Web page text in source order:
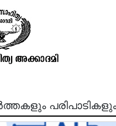
മാമ്മൻമാപ്പിള